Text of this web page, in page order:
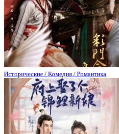
Исторические / Комедия / Романтика